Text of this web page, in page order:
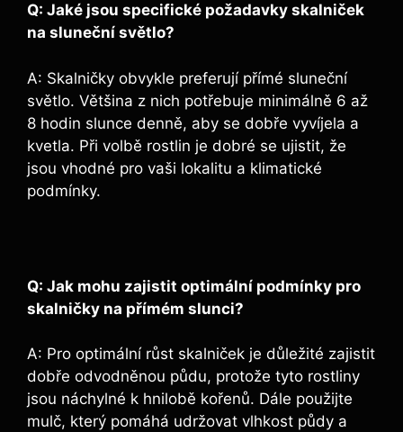
Q: Jaké jsou specifické požadavky skalniček
na sluneční světlo?
A: Skalničky obvykle preferují přímé sluneční
světlo. Většina z nich potřebuje minimálně 6 až
8 hodin slunce denně, aby se dobře vyvíjela a
kvetla. Při volbě rostlin je dobré se ujistit, že
jsou vhodné pro vaši lokalitu a klimatické
podmínky.
Q: Jak mohu zajistit optimální podmínky pro
skalničky na přímém slunci?
A: Pro optimální růst skalniček je důležité zajistit
dobře odvodněnou půdu, protože tyto rostliny
jsou náchylné k hnilobě kořenů. Dále použijte
mulč, který pomáhá udržovat vlhkost půdy a